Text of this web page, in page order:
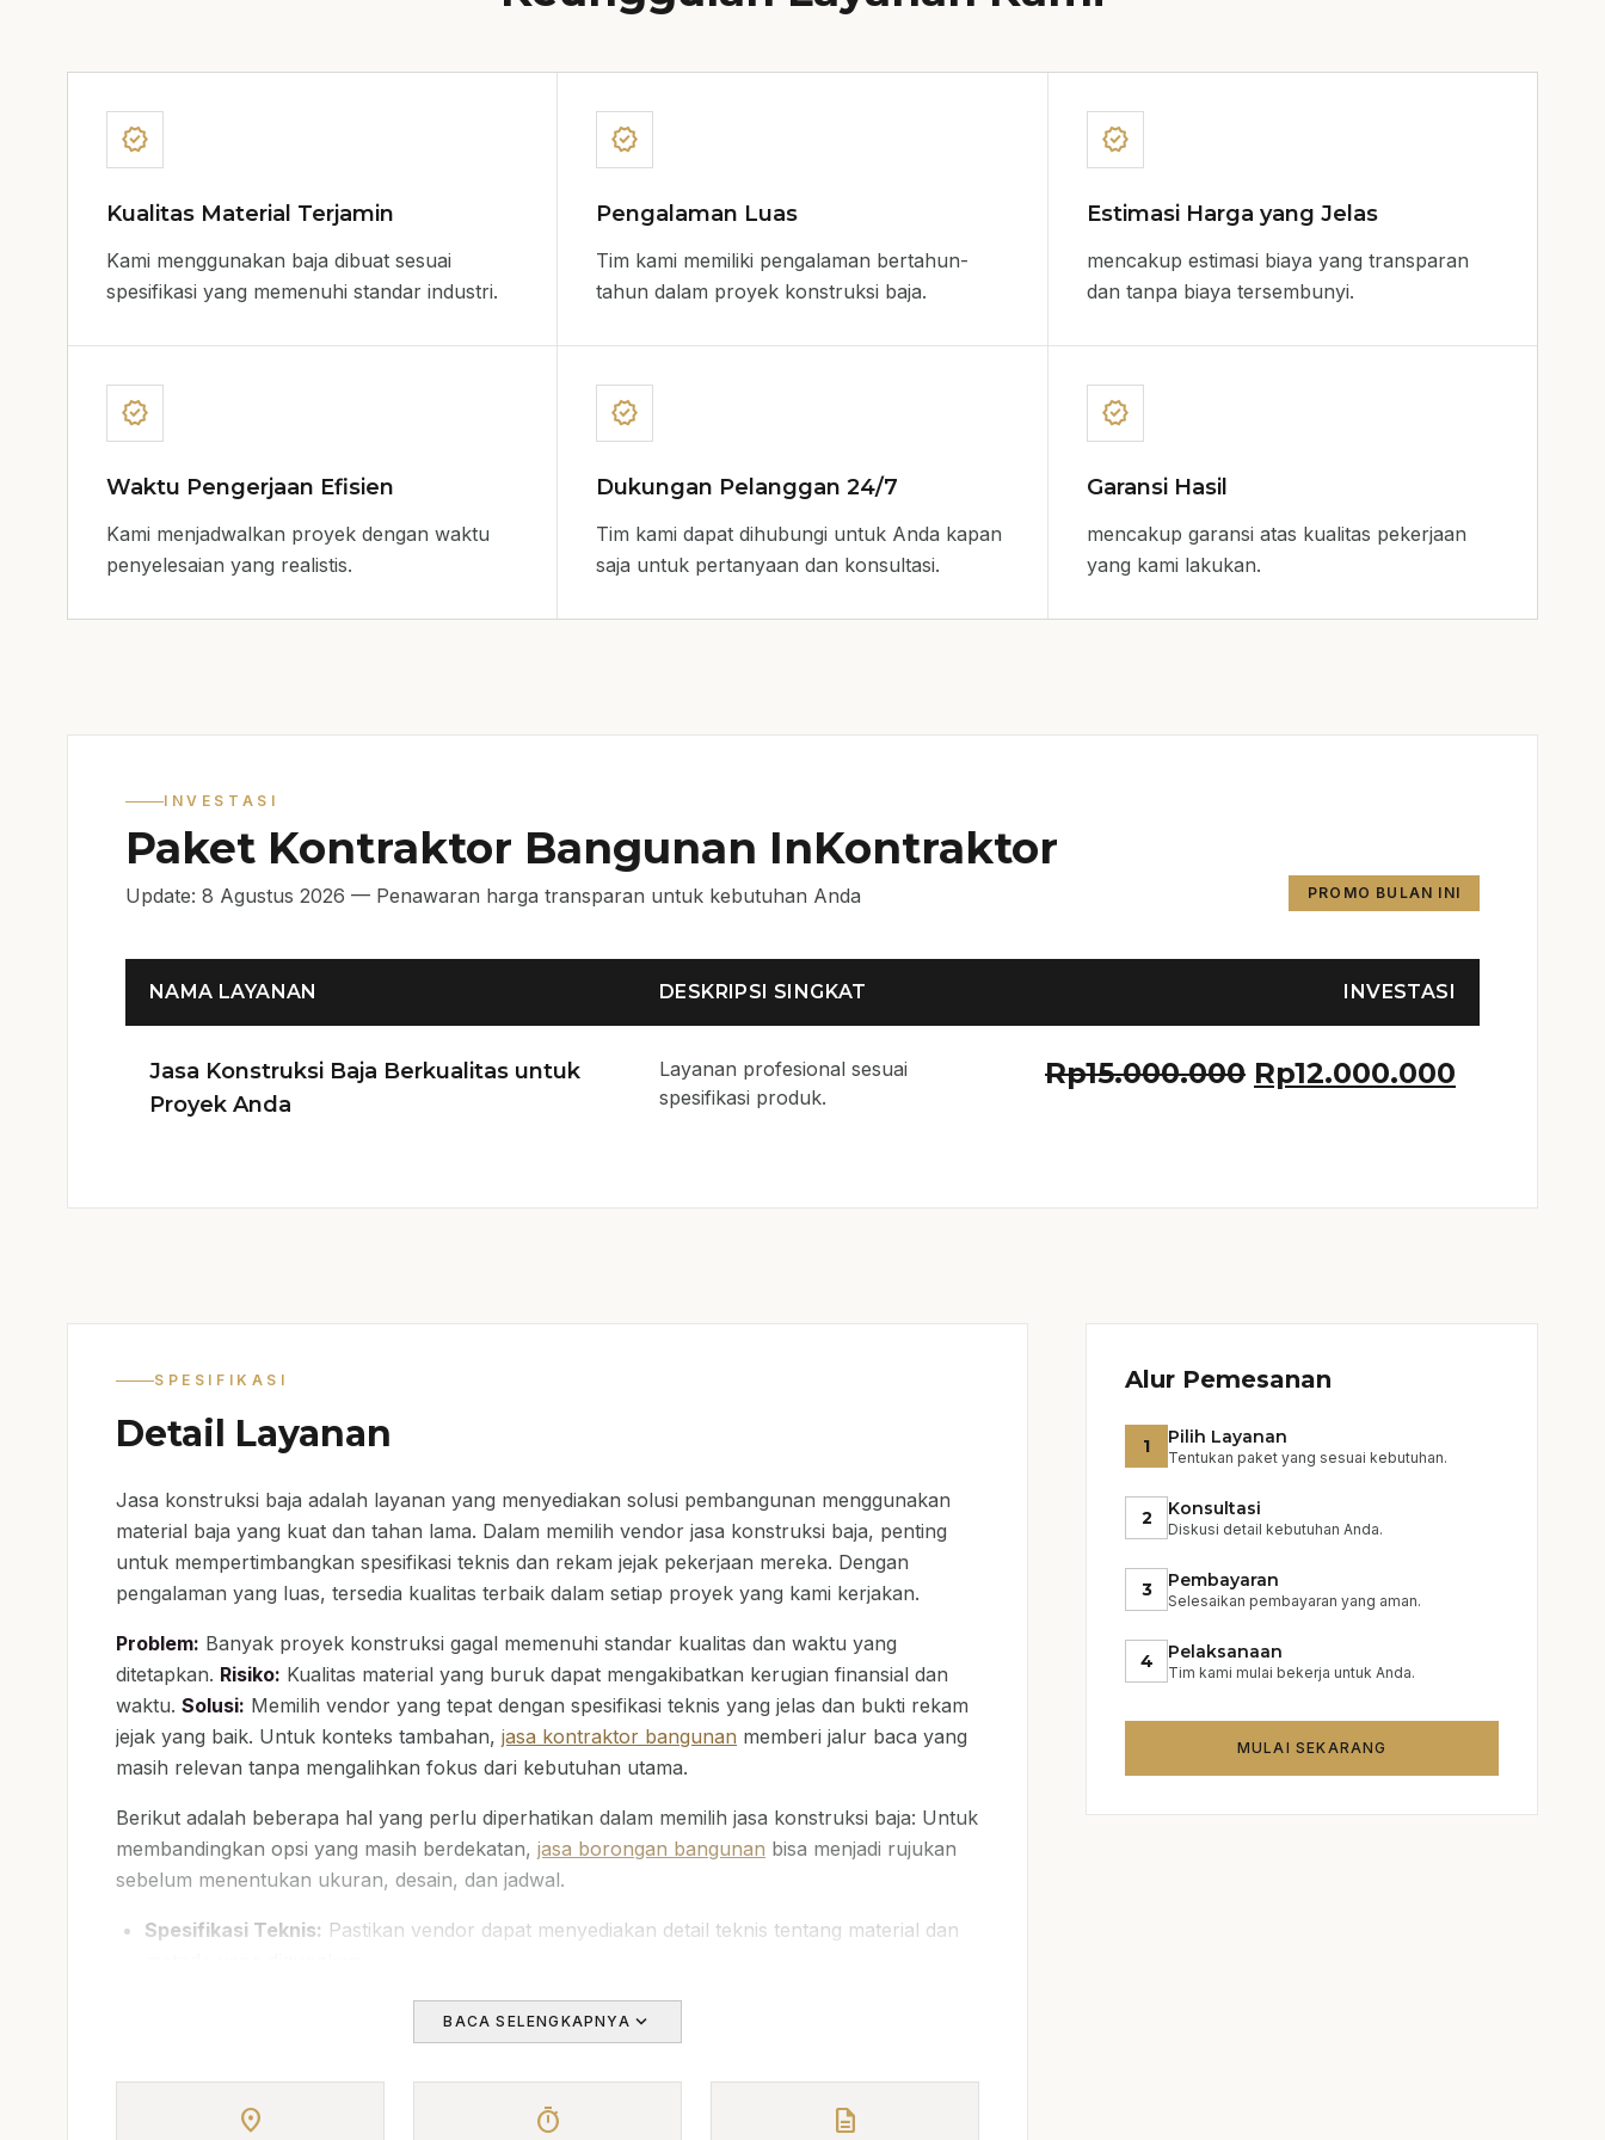
verified
Kualitas Material Terjamin
Kami menggunakan baja dibuat sesuai
spesifikasi yang memenuhi standar industri.
verified
Pengalaman Luas
Tim kami memiliki pengalaman bertahun-
tahun dalam proyek konstruksi baja.
verified
Estimasi Harga yang Jelas
mencakup estimasi biaya yang transparan
dan tanpa biaya tersembunyi.
verified
Waktu Pengerjaan Efisien
Kami menjadwalkan proyek dengan waktu
penyelesaian yang realistis.
verified
Dukungan Pelanggan 24/7
Tim kami dapat dihubungi untuk Anda kapan
saja untuk pertanyaan dan konsultasi.
verified
Garansi Hasil
mencakup garansi atas kualitas pekerjaan
yang kami lakukan.
INVESTASI
Paket Kontraktor Bangunan InKontraktor
Update: 8 Agustus 2026 — Penawaran harga transparan untuk kebutuhan Anda PROMO BULAN INI
NAMA LAYANAN DESKRIPSI SINGKAT INVESTASI
Jasa Konstruksi Baja Berkualitas untuk
Proyek Anda
Layanan profesional sesuai
spesifikasi produk.
Rp15.000.000 Harga aslinya adalah:
Rp12.000.000
SPESIFIKASI
Detail Layanan
Jasa konstruksi baja adalah layanan yang menyediakan solusi pembangunan menggunakan
material baja yang kuat dan tahan lama. Dalam memilih vendor jasa konstruksi baja, penting
untuk mempertimbangkan spesifikasi teknis dan rekam jejak pekerjaan mereka. Dengan
pengalaman yang luas, tersedia kualitas terbaik dalam setiap proyek yang kami kerjakan.
Problem: Banyak proyek konstruksi gagal memenuhi standar kualitas dan waktu yang
ditetapkan. Risiko: Kualitas material yang buruk dapat mengakibatkan kerugian finansial dan
waktu. Solusi: Memilih vendor yang tepat dengan spesifikasi teknis yang jelas dan bukti rekam
jejak yang baik. Untuk konteks tambahan, jasa kontraktor bangunan memberi jalur baca yang
masih relevan tanpa mengalihkan fokus dari kebutuhan utama.
Berikut adalah beberapa hal yang perlu diperhatikan dalam memilih jasa konstruksi baja: Untuk
membandingkan opsi yang masih berdekatan, jasa borongan bangunan bisa menjadi rujukan
sebelum menentukan ukuran, desain, dan jadwal.
Spesifikasi Teknis: Pastikan vendor dapat menyediakan detail teknis tentang material dan
Tanyakan tentang proyek sebelumnya dan hasil yang dicapai.
Dapatkan estimasi biaya yang transparan dan jelas.
Jika kebutuhan berkembang ke layanan terkait,InKontraktor.Com
membantu pembaca
BACA SELENGKAPNYA expand_more
location_on timer description
Alur Pemesanan
1 Pilih Layanan
Tentukan paket yang sesuai kebutuhan.
2 Konsultasi
Diskusi detail kebutuhan Anda.
3 Pembayaran
Selesaikan pembayaran yang aman.
4 Pelaksanaan
Tim kami mulai bekerja untuk Anda.
MULAI SEKARANG